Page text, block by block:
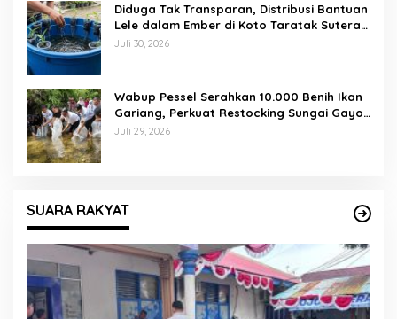
Diduga Tak Transparan, Distribusi Bantuan
Lele dalam Ember di Koto Taratak Sutera
Tuai Sorotan Warga
Juli 30, 2026
Wabup Pessel Serahkan 10.000 Benih Ikan
Gariang, Perkuat Restocking Sungai Gayo
demi Kelestarian Perairan
Juli 29, 2026
SUARA RAKYAT